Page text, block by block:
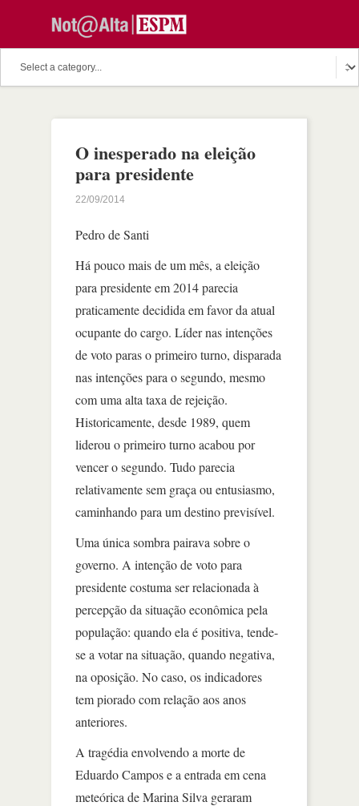
O inesperado na eleição
para presidente
22/09/2014
Pedro de Santi
Há pouco mais de um mês, a eleição
para presidente em 2014 parecia
praticamente decidida em favor da atual
ocupante do cargo. Líder nas intenções
de voto paras o primeiro turno, disparada
nas intenções para o segundo, mesmo
com uma alta taxa de rejeição.
Historicamente, desde 1989, quem
liderou o primeiro turno acabou por
vencer o segundo. Tudo parecia
relativamente sem graça ou entusiasmo,
caminhando para um destino previsível.
Uma única sombra pairava sobre o
governo. A intenção de voto para
presidente costuma ser relacionada à
percepção da situação econômica pela
população: quando ela é positiva, tende-
se a votar na situação, quando negativa,
na oposição. No caso, os indicadores
tem piorado com relação aos anos
anteriores.
A tragédia envolvendo a morte de
Eduardo Campos e a entrada em cena
meteórica de Marina Silva geraram